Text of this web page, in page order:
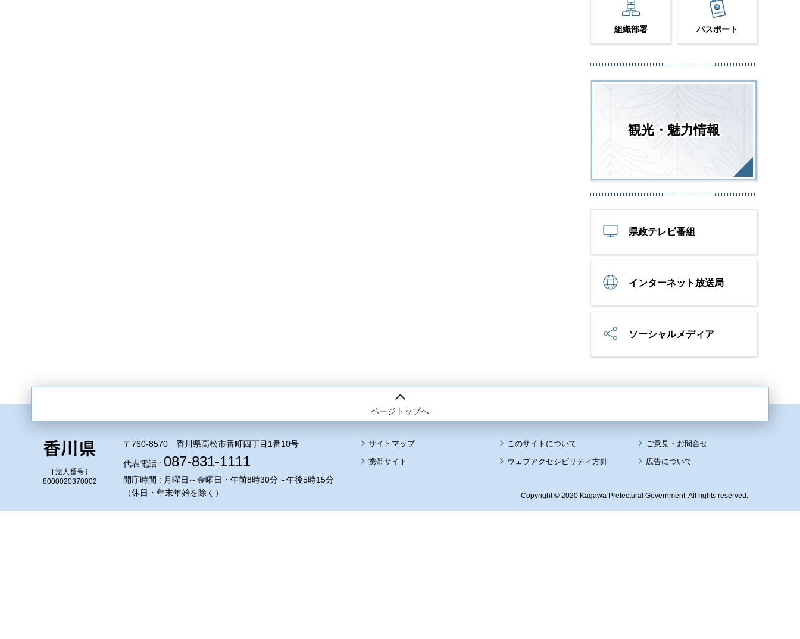
組織部署 パスポート
観光・魅力情報
県政テレビ番組
インターネット放送局
ソーシャルメディア
ページトップへ
[ 法人番号 ]
8000020370002
〒760-8570 香川県高松市番町四丁目1番10号
代表電話 : 087-831-1111
開庁時間 : 月曜日～金曜日・午前8時30分～午後5時15分
（休日・年末年始を除く）
サイトマップ
このサイトについて
携帯サイト
ウェブアクセシビリティ方針 広告について
Copyright © 2020 Kagawa Prefectural Government. All rights reserved.